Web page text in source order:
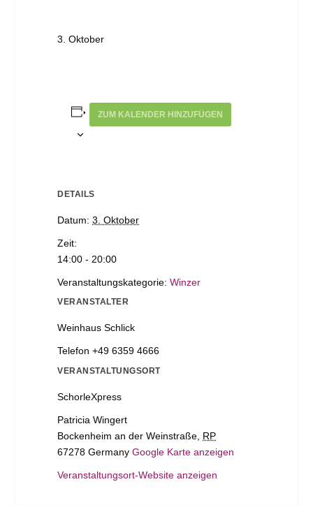
3. Oktober
ZUM KALENDER HINZUFÜGEN
DETAILS
Datum: 3. Oktober
Zeit:
14:00 - 20:00
Veranstaltungskategorie: Winzer
VERANSTALTUNGSORT
SchorleXpress
Patricia Wingert
Bockenheim an der Weinstraße RP
67278 Germany Google Karte anzeigen
Veranstaltungsort-Website anzeigen
VERANSTALTER
Weinhaus Schlick
Telefon+49 6359 4666